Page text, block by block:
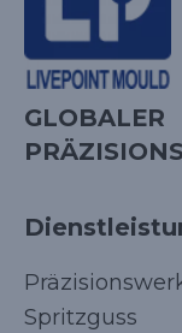
GLOBALER
Spritzguss